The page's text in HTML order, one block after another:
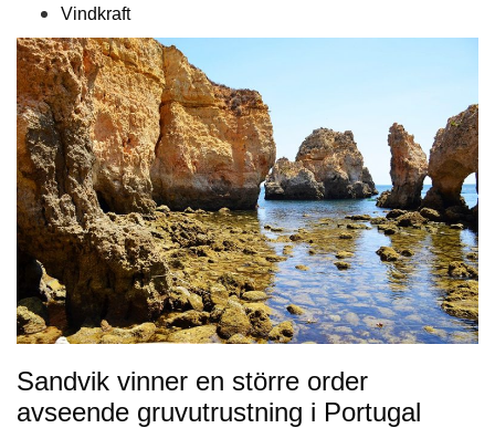
Vindkraft
Sandvik vinner en större order
avseende gruvutrustning i Portugal